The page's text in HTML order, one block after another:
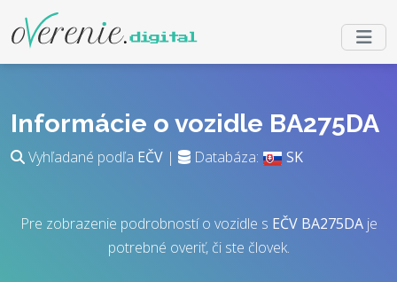
Informácie o vozidle BA275DA
Vyhľadané podľa EČV | Databáza: SK
Pre zobrazenie podrobností o vozidle s EČV BA275DAje
potrebné overiť, či ste človek.